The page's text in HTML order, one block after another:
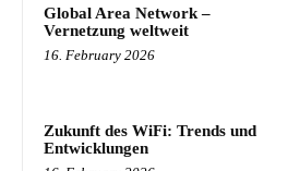
Global Area Network –
Vernetzung weltweit
16. February 2026
Zukunft des WiFi: Trends und
Entwicklungen